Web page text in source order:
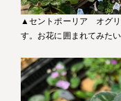
▲セントポーリア オグリ
す。お花に囲まれてみたい